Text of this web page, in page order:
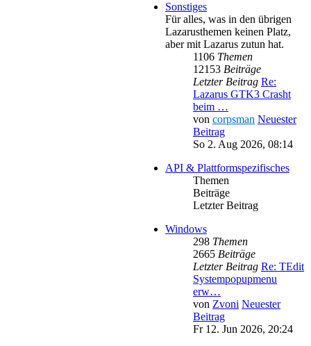
Sonstiges
Für alles, was in den übrigen
Lazarusthemen keinen Platz,
aber mit Lazarus zutun hat.
1106 Themen
12153 Beiträge
Letzter Beitrag Re:
Lazarus GTK3 Crasht
beim …
von corpsman Neuester
Beitrag
So 2. Aug 2026, 08:14
API & Plattformspezifisches
Themen
Beiträge
Letzter Beitrag
Windows
298 Themen
2665 Beiträge
Letzter Beitrag Re: TEdit
Systempopupmenu
erw…
von Zvoni Neuester
Beitrag
Fr 12. Jun 2026, 20:24